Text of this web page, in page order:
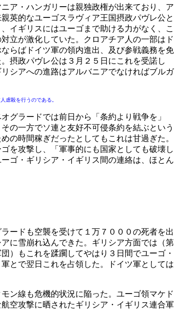
ア・ハンガリーは親独政権が出来ており、ア
英的なユーゴスラヴィア王国摂政パヴレ公と
イギリスにはユーゴまで助ける力がなく、こ
立が激化していた。クロアチア人の一部はド
らばドイツ軍の領内進出、及び参戦義務を免
摂政パヴレ公は３月２５日にこれを受諾し
シアへの進路はアルバニアでなければブルガ
虐殺を行うのである。
グラードでは前日から「条約より戦争を」
の一方でソ連と友好不可侵条約を結ぶという
の時間稼ぎだったとしてもこれは甘過ぎた。
を攻撃し、「軍事的にも国家としても破壊し
ゴ・ギリシア・イギリス間の連絡は、ほとん
ードも空襲を受けて１万７０００の死者を出
に雪崩れ込んできた。ギリシア方面では（第
）もこれを蹂躙してやはり３日間でユーゴ・
とで翌日これを占領した。ドイツ軍としては
ン線も危機的状況に陥った。ユーゴ領マケド
空攻撃に晒されたギリシア・イギリス連合軍